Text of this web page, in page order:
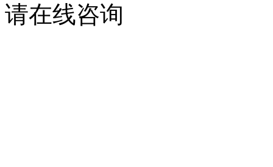
请在线咨询